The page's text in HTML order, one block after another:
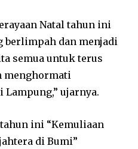
Natal tahun ini
berlimpah dan menjadi
semua untuk terus
menghormati
ujarnya.
ini “Kemuliaan
di Bumi”